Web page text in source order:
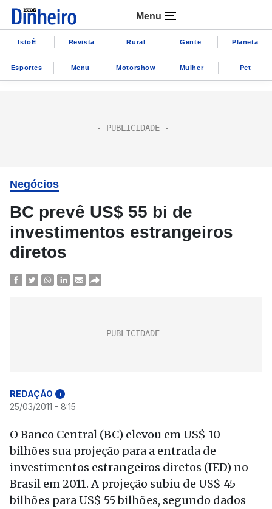
Menu
IstoÉ Revista Rural Gente Planeta
Esportes Menu Motorshow Mulher Pet
Negócios
BC prevê US$ 55 bi de
investimentos estrangeiros
diretos
REDAÇÃO i
25/03/2011 - 8:15
O Banco Central (BC) elevou em US$ 10
bilhões sua projeção para a entrada de
investimentos estrangeiros diretos (IED) no
Brasil em 2011. A projeção subiu de US$ 45
bilhões para US$ 55 bilhões, segundo dados